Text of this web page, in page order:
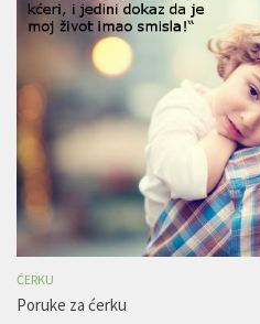
ĆERKU
Poruke za ćerku